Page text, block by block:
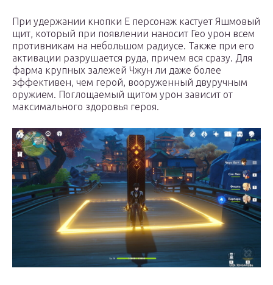
При удержании кнопки E персонаж кастует Яшмовый
щит, который при появлении наносит Гео урон всем
противникам на небольшом радиусе. Также при его
активации разрушается руда, причем вся сразу. Для
фарма крупных залежей Чжун ли даже более
эффективен, чем герой, вооруженный двуручным
оружием. Поглощаемый щитом урон зависит от
максимального здоровья героя.